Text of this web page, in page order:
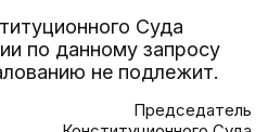
Суда
по данному запросу
не подлежит.
Председатель